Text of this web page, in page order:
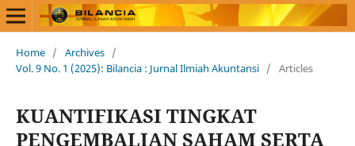
Home / Archives /
Vol. 9 No. 1 (2025): Bilancia : Jurnal Ilmiah Akuntansi / Articles
KUANTIFIKASI TINGKAT
PENGEMBALIAN SAHAM SERTA